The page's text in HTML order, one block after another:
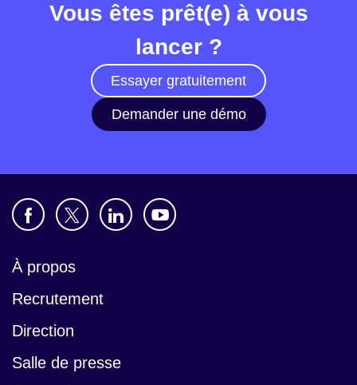
Vous êtes prêt(e) à vous
lancer ?
Essayer gratuitement
Demander une démo
À propos
Recrutement
Direction
Salle de presse